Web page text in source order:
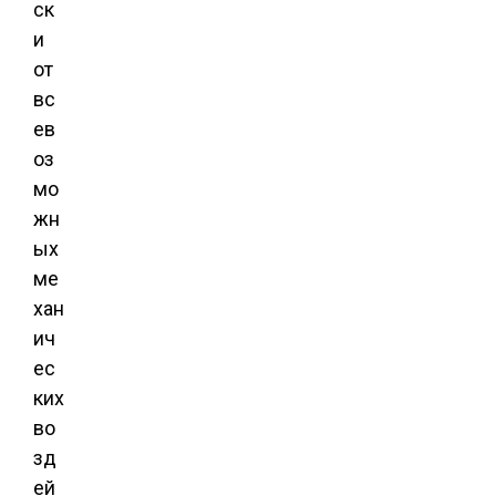
ск
и
от
вс
ев
оз
мо
жн
ых
ме
хан
ич
ес
ких
во
зд
ей